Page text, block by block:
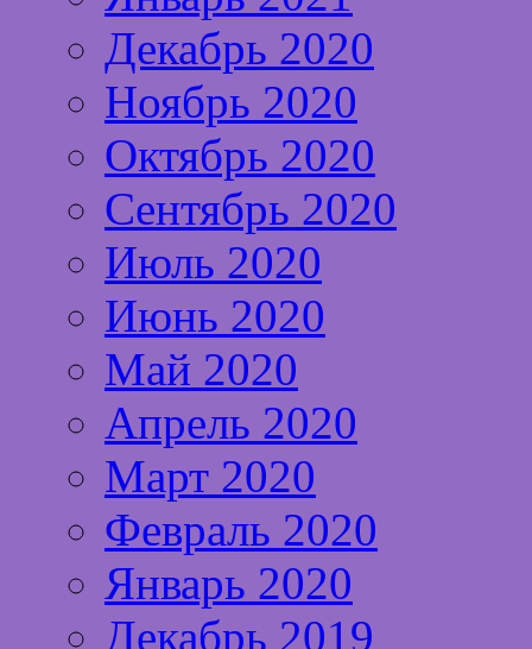
Декабрь 2020
Ноябрь 2020
Октябрь 2020
Сентябрь 2020
Июль 2020
Июнь 2020
Май 2020
Апрель 2020
Март 2020
Февраль 2020
Январь 2020
Декабрь 2019